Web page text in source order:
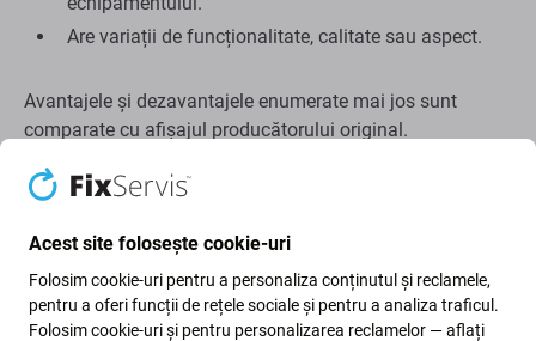
Are variații de funcționalitate, calitate sau aspect.
Avantajele și dezavantajele enumerate mai jos sunt
comparate cu afișajul producătorului original.
Folosind tehnologia LCD
Dezavantaje:
Acest site folosește cookie-uri
Folosim cookie-uri pentru a personaliza conținutul și reclamele,
pentru a oferi funcții de rețele sociale și pentru a analiza traficul.
Folosim cookie-uri și pentru personalizarea reclamelor — aflați